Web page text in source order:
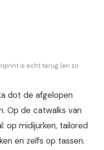
is echt terug (en zo
dot de afgelopen
Op de catwalks van
op midijurken, tailored
en zelfs op tassen.